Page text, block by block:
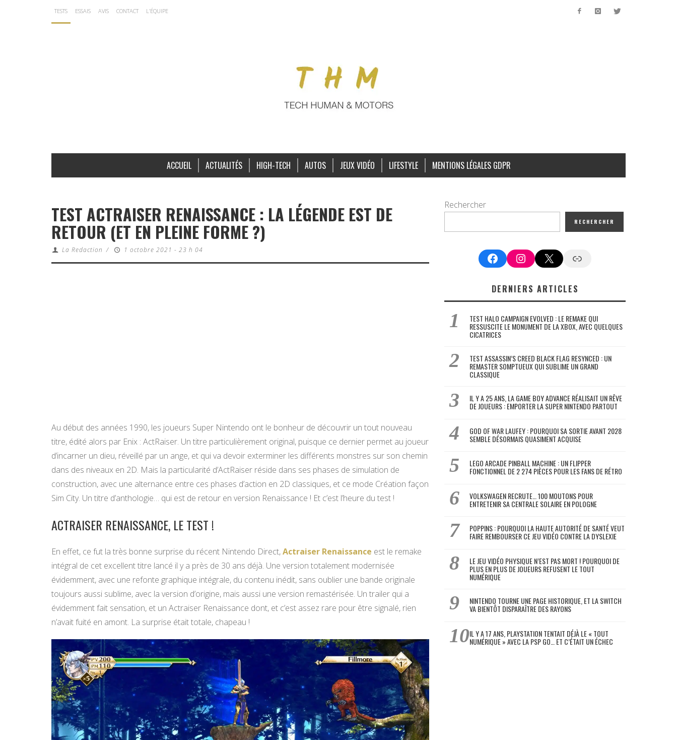
TESTS ESSAIS AVIS CONTACT L’ÉQUIPE
ACCUEIL ACTUALITÉS HIGH-TECH AUTOS JEUX VIDÉO LIFESTYLE MENTIONS LÉGALES GDPR
TEST ACTRAISER RENAISSANCE : LA LÉGENDE EST DE
RETOUR (ET EN PLEINE FORME ?)
La Redaction / 1 octobre 2021 - 23 h 04
Au début des années 1990, les joueurs Super Nintendo ont le bonheur de découvrir un tout nouveau
titre, édité alors par Enix : ActRaiser. Un titre particulièrement original, puisque ce dernier permet au joueur
d’incarner un dieu, réveillé par un ange, et qui va devoir exterminer les différents monstres sur son chemin
dans des niveaux en 2D. Mais la particularité d’ActRaiser réside dans ses phases de simulation de
construction, avec une alternance entre ces phases d’action en 2D classiques, et ce mode Création façon
Sim City. Un titre d’anthologie… qui est de retour en version Renaissance ! Et c’est l’heure du test !
ACTRAISER RENAISSANCE, LE TEST !
En effet, ce fut la très bonne surprise du récent Nintendo Direct,Actraiser Renaissance est le remake
intégral de cet excellent titre lancé il y a près de 30 ans déjà. Une version totalement modernisée
évidemment, avec une refonte graphique intégrale, du contenu inédit, sans oublier une bande originale
toujours aussi sublime, avec la version d’origine, mais aussi une version remastérisée. Un trailer qui a
évidemment fait sensation, et un Actraiser Renaissance dont, et c’est assez rare pour être signalé, rien
n’avait fuité en amont. La surprise était totale, chapeau !
Rechercher
RECHERCHER
FacebookInstagram
X Google News
DERNIERS ARTICLES
TEST HALO CAMPAIGN EVOLVED : LE REMAKE QUI
RESSUSCITE LE MONUMENT DE LA XBOX, AVEC QUELQUES
CICATRICES
TEST ASSASSIN’S CREED BLACK FLAG RESYNCED : UN
REMASTER SOMPTUEUX QUI SUBLIME UN GRAND
CLASSIQUE
IL Y A 25 ANS, LA GAME BOY ADVANCE RÉALISAIT UN RÊVE
DE JOUEURS : EMPORTER LA SUPER NINTENDO PARTOUT
GOD OF WAR LAUFEY : POURQUOI SA SORTIE AVANT 2028
SEMBLE DÉSORMAIS QUASIMENT ACQUISE
LEGO ARCADE PINBALL MACHINE : UN FLIPPER
FONCTIONNEL DE 2 274 PIÈCES POUR LES FANS DE RÉTRO
VOLKSWAGEN RECRUTE… 100 MOUTONS POUR
ENTRETENIR SA CENTRALE SOLAIRE EN POLOGNE
POPPINS : POURQUOI LA HAUTE AUTORITÉ DE SANTÉ VEUT
FAIRE REMBOURSER CE JEU VIDÉO CONTRE LA DYSLEXIE
LE JEU VIDÉO PHYSIQUE N’EST PAS MORT ! POURQUOI DE
PLUS EN PLUS DE JOUEURS REFUSENT LE TOUT
NUMÉRIQUE
NINTENDO TOURNE UNE PAGE HISTORIQUE, ET LA SWITCH
VA BIENTÔT DISPARAÎTRE DES RAYONS
IL Y A 17 ANS, PLAYSTATION TENTAIT DÉJÀ LE « TOUT
NUMÉRIQUE » AVEC LA PSP GO… ET C’ÉTAIT UN ÉCHEC